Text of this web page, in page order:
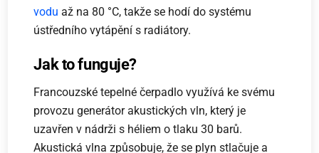
vodu až na 80 °C, takže se hodí do systému
ústředního vytápění s radiátory.
Jak to funguje?
Francouzské tepelné čerpadlo využívá ke svému
provozu generátor akustických vln, který je
uzavřen v nádrži s héliem o tlaku 30 barů.
Akustická vlna způsobuje, že se plyn stlačuje a